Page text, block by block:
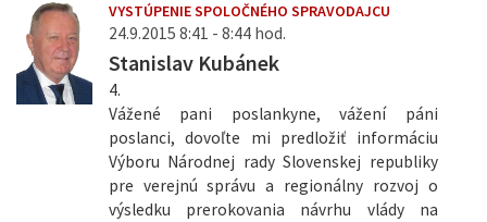
VYSTÚPENIE SPOLOČNÉHO SPRAVODAJCU
24.9.2015 8:41 - 8:44 hod.
Stanislav Kubánek
4.
Vážené pani poslankyne, vážení páni
poslanci, dovoľte mi predložiť informáciu
Výboru Národnej rady Slovenskej republiky
pre verejnú správu a regionálny rozvoj o
výsledku prerokovania návrhu vlády na